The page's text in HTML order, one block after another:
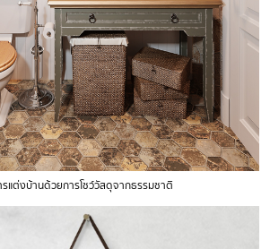
แต่งบ้านด้วยการโชว์วัสดุจากธรรมชาติ